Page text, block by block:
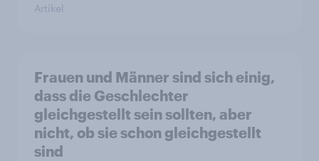
Artikel
Frauen und Männer sind sich einig,
dass die Geschlechter
gleichgestellt sein sollten, aber
nicht, ob sie schon gleichgestellt
sind